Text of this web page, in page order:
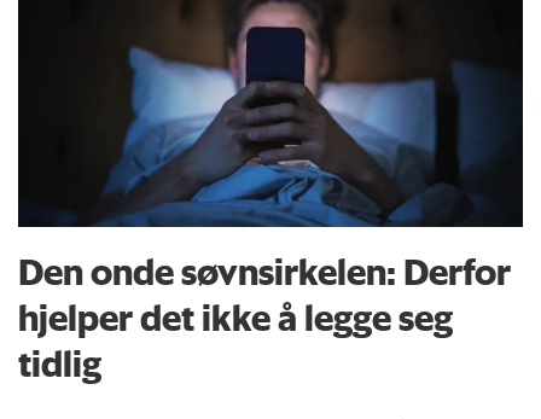
Den onde søvnsirkelen: Derfor
hjelper det ikke å legge seg
tidlig